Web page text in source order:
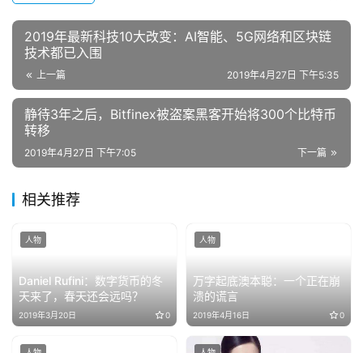
2019年最新科技10大改变：AI智能、5G网络和区块链
技术都已入围
上一篇 2019年4月27日 下午5:35
静待3年之后，Bitfinex被盗案黑客开始将300个比特币
转移
下一篇
2019年4月27日 下午7:05
相关推荐
Daniel Rufini：数字货币的冬
天来了，春天还会远吗？
2019年3月20日 0
人物
万字起底澳本聪：一个正在崩
溃的谎言
2019年4月16日 0
人物